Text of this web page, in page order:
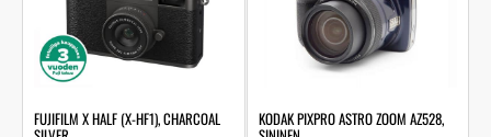
FUJIFILM X HALF (X-HF1), CHARCOAL KODAK PIXPRO ASTRO ZOOM AZ528,